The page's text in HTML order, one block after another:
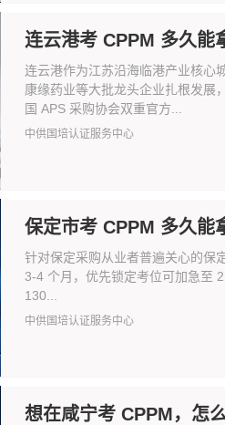
连云港考 CPPM 多久能
连云港作为江苏沿海临港产业核心
康缘药业等大批龙头企业扎根发展
国 APS 采购协会双重官方...
中供国培认证服务中心
保定市考 CPPM 多久能
针对保定采购从业者普遍关心的保
3-4 个月，优先锁定考位可加急至
130...
中供国培认证服务中心
想在咸宁考 CPPM，怎